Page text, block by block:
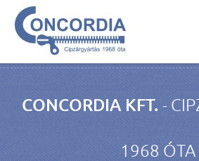
CONCORDIA KFT. -
1968 ÓTA